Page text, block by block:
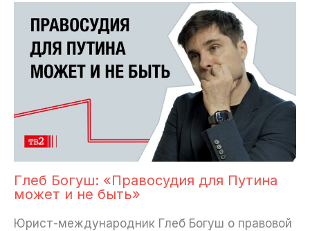
Глеб Богуш: «Правосудия для Путина
может и не быть»
Юрист-международник Глеб Богуш о правовой